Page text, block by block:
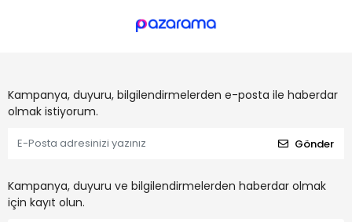
Kampanya, duyuru, bilgilendirmelerden e-posta ile haberdar
olmak istiyorum.
Gönder
Kampanya, duyuru ve bilgilendirmelerden haberdar olmak
için kayıt olun.